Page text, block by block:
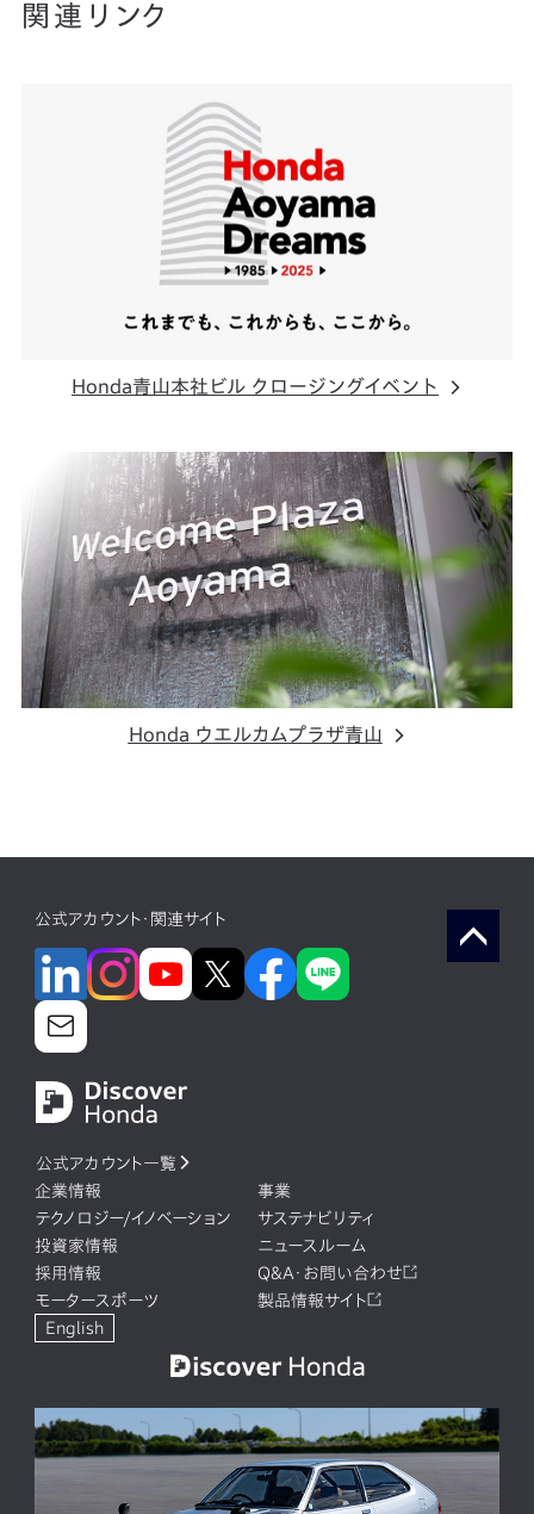
関連リンク
Honda青山本社ビル クロージングイベント
Honda ウエルカムプラザ青山
公式アカウント・関連サイト
公式アカウント一覧
企業情報
事業
テクノロジー/イノベーション
サステナビリティ
投資家情報
ニュースルーム
採用情報
Q&A・お問い合わせ
モータースポーツ
製品情報サイト
English